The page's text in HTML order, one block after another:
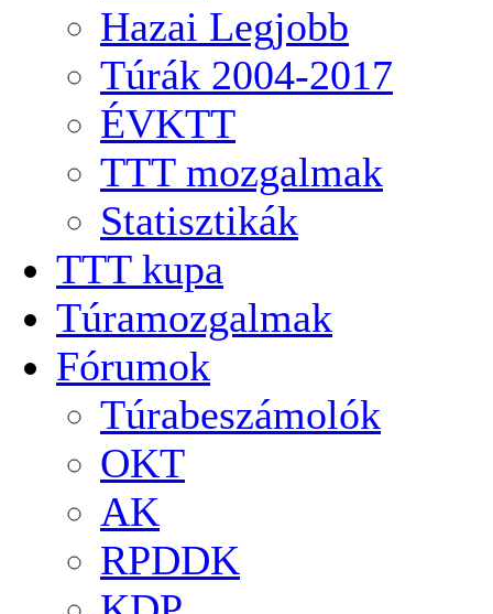
Hazai Legjobb
Túrák 2004-2017
ÉVKTT
TTT mozgalmak
Statisztikák
TTT kupa
Túramozgalmak
Fórumok
Túrabeszámolók
OKT
AK
RPDDK